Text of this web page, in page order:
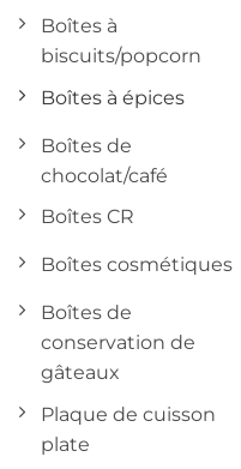
Boîtes à
biscuits/popcorn
Boîtes à épices
Boîtes de
chocolat/café
Boîtes CR
Boîtes cosmétiques
Boîtes de
conservation de
gâteaux
Plaque de cuisson
plate